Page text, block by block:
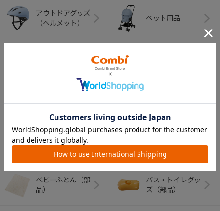
アウトドアグッズ
（ヘルメット）
ペット用品
品）
（部品）
ベビーラック＆チ
ェア（部品）
品）
ベビーふとん（部
品）
バス・トイレグッ
ズ（部品）